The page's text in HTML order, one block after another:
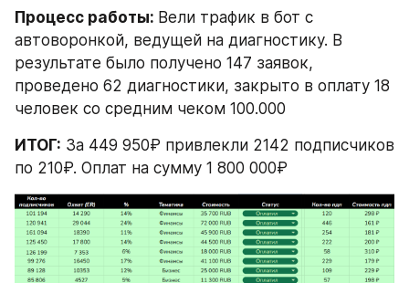
Процесс работы: Вели трафик в бот с
автоворонкой, ведущей на диагностику. В
результате было получено 147 заявок,
проведено 62 диагностики, закрыто в оплату 18
человек со средним чеком 100.000
ИТОГ: За 449 950₽ привлекли 2142 подписчиков
по 210₽. Оплат на сумму 1 800 000₽